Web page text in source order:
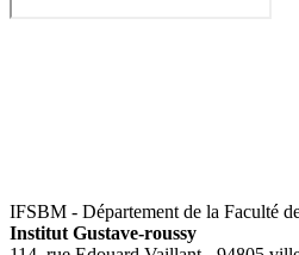
IFSBM - Département de la Faculté
Institut Gustave-roussy